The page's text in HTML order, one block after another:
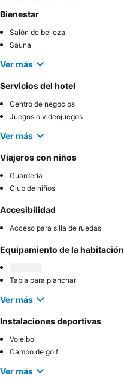
Bienestar
Salón de belleza
Sauna
Ver más
Servicios del hotel
Centro de negocios
Juegos o videojuegos
Ver más
Viajeros con niños
Guardería
Club de niños
Accesibilidad
Acceso para silla de ruedas
Equipamiento de la habitación
Tabla para planchar
Ver más
Instalaciones deportivas
Voleibol
Campo de golf
Ver más